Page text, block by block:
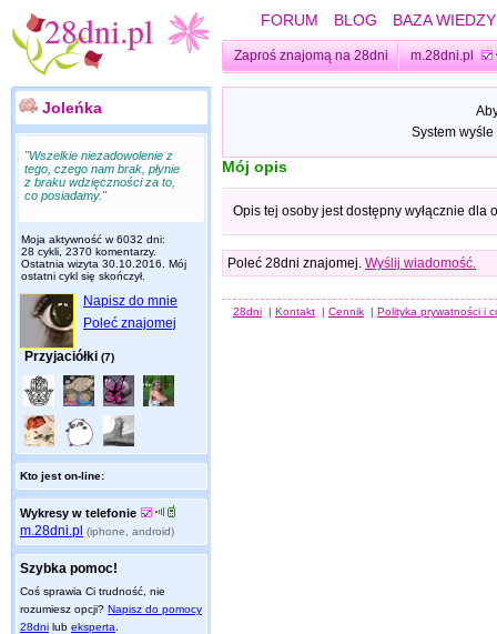
FORUM BLOG BAZA WIEDZY
Zaproś znajomą na 28dni m.28dni.pl
Joleńka
"Wszelkie niezadowolenie z
tego, czego nam brak, płynie
z braku wdzięczności za to,
co posiadamy."
Moja aktywność w 6032 dni:
28 cykli, 2370 komentarzy.
Ostatnia wizyta 30.10.2016 . Mój
ostatni cykl się skończył.
Napisz do mnie
Poleć znajomej
Przyjaciółki (7)
Kto jest on-line:
Wykresy w telefonie
m.28dni.pl (iphone, android)
Szybka pomoc!
Coś sprawia Ci trudność, nie
rozumiesz opcji? Napisz do pomocy
28dni lub eksperta
System
Mój opis
Opis tej osoby jest dostępny wyłącznie dla
Poleć 28dni znajomej. Wyślij wiadomość.
28dni | Kontakt | Cennik | Polityka prywatności i